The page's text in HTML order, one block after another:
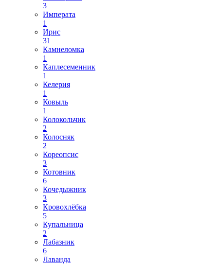
3
Императа
1
Ирис
31
Камнеломка
1
Каплесеменник
1
Келерия
1
Ковыль
1
Колокольчик
2
Колосняк
2
Кореопсис
3
Котовник
6
Кочедыжник
3
Кровохлёбка
5
Купальница
2
Лабазник
6
Лаванда